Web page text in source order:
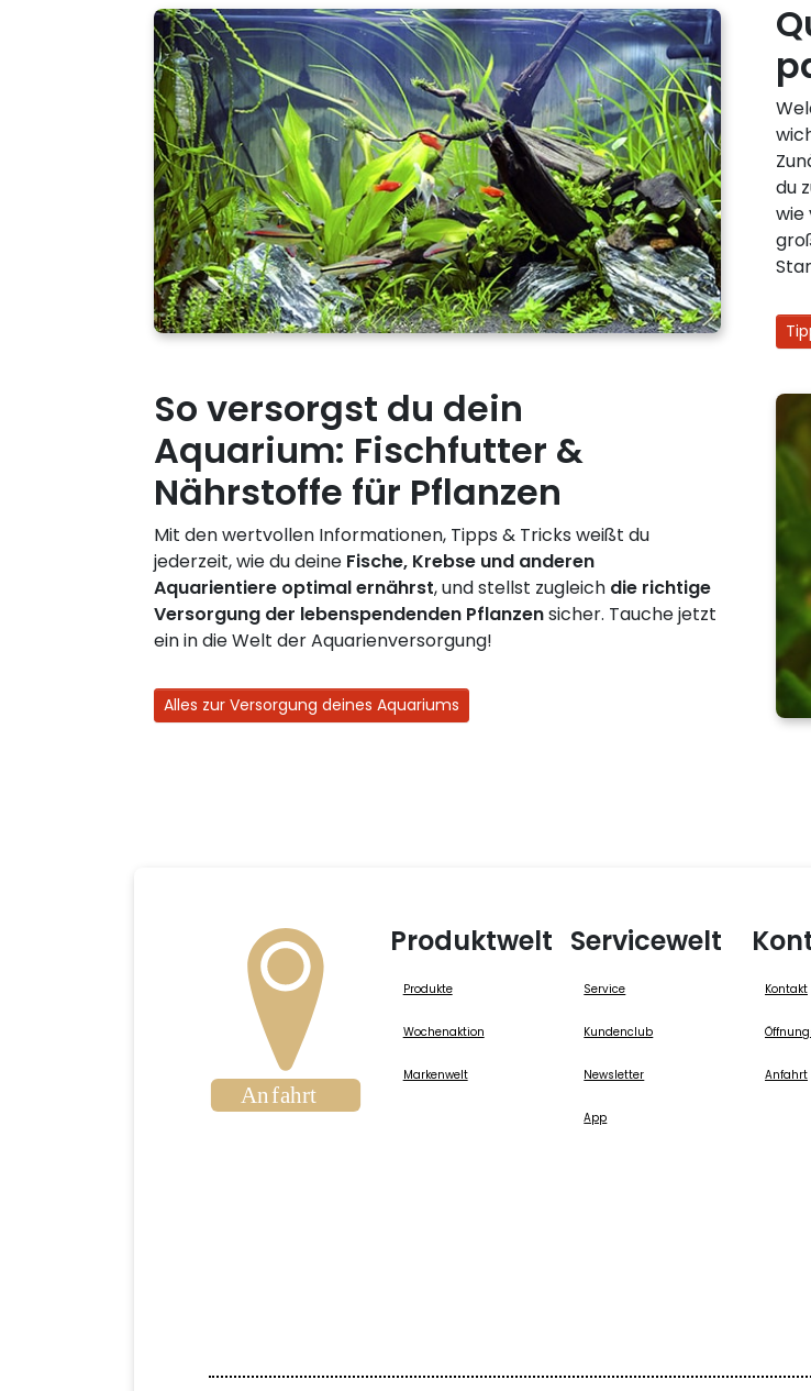
du
wie
So versorgst du dein
Aquarium: Fischfutter &
Nährstoffe für Pflanzen
Mit den wertvollen Informationen, Tipps & Tricks weißt du
jederzeit, wie du deine Fische, Krebse und anderen
Aquarientiere optimal ernährst, und stellst zugleich die richtige
Versorgung der lebenspendenden Pflanzensicher. Tauche jetzt
ein in die Welt der Aquarienversorgung!
Alles zur Versorgung deines Aquariums
Produktwelt
Produkte
Wochenaktion
Markenwelt
Servicewelt
Service
Kundenclub
Newsletter
App
Kontakt
Anfahrt